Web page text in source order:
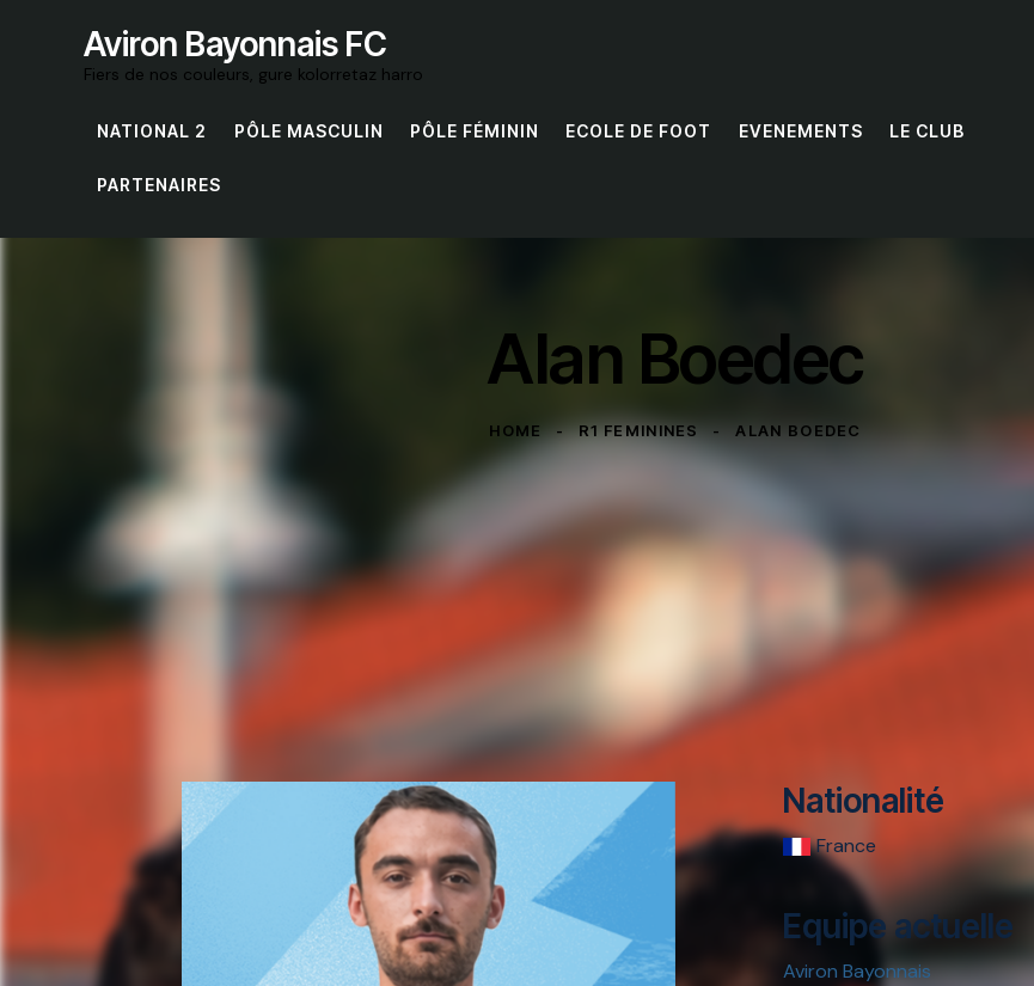
Aviron Bayonnais FC
Fiers de nos couleurs, gure kolorretaz harro
NATIONAL 2 PÔLE MASCULIN PÔLE FÉMININ ECOLE DE FOOT EVENEMENTS LE CLUB
PARTENAIRES
Alan Boedec
HOME R1 FEMININES ALAN BOEDEC
Nationalité
France
Equipe actuelle
Aviron Bayonnais